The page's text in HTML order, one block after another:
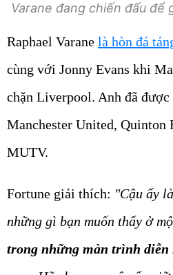
Varane đang chiến đấu để
Raphael Varane là hòn đá
cùng với Jonny Evans khi
chặn Liverpool. Anh đã được
Manchester United, Quinton
MUTV.
Fortune giải thích: "Cậu ấy
những gì bạn muốn thấy ở
trong những màn trình diễn